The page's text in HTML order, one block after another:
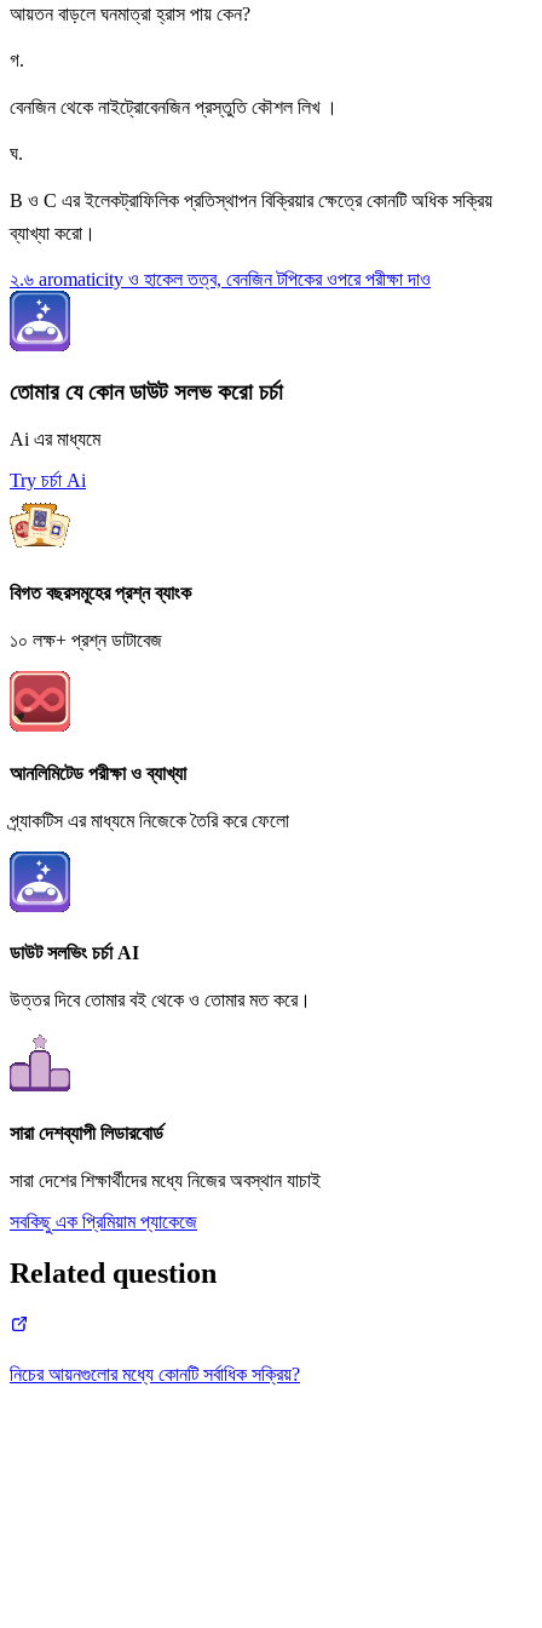
আয়তন বাড়লে ঘনমাত্রা হ্রাস পায় কেন?
গ.
বেনজিন থেকে নাইট্রোবেনজিন প্রস্তুতি কৌশল লিখ ।
ঘ.
B ও C এর ইলেকট্রাফিলিক প্রতিস্থাপন বিক্রিয়ার ক্ষেত্রে কোনটি অধিক সক্রিয়
ব্যাখ্যা করো।
২.৬ aromaticity ও হাকেল তত্ব, বেনজিন টপিকের ওপরে পরীক্ষা দাও
তোমার যে কোন ডাউট সলভ করো চর্চা
Ai এর মাধ্যমে
Try চর্চা Ai
বিগত বছরসমূহের প্রশ্ন ব্যাংক
১০ লক্ষ+ প্রশ্ন ডাটাবেজ
আনলিমিটেড পরীক্ষা ও ব্যাখ্যা
প্র্যাকটিস এর মাধ্যমে নিজেকে তৈরি করে ফেলো
ডাউট সলভিং চর্চা AI
উত্তর দিবে তোমার বই থেকে ও তোমার মত করে।
সারা দেশব্যাপী লিডারবোর্ড
সারা দেশের শিক্ষার্থীদের মধ্যে নিজের অবস্থান যাচাই
সবকিছু এক প্রিমিয়াম প্যাকেজে
Related question
নিচের আয়নগুলোর মধ্যে কোনটি সর্বাধিক সক্রিয়?